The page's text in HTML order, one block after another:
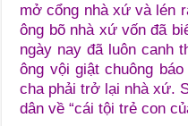
mở cổng nhà xứ và lén
ông bõ nhà xứ vốn đã
ngày nay đã luôn canh
ông vội giật chuông
cha phải trở lại nhà xứ.
dân về “cái tội trẻ con